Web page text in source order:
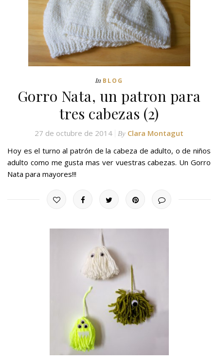
In BLOG
Gorro Nata, un patron para
tres cabezas (2)
27 de octubre de 2014 By Clara Montagut
Hoy es el turno al patrón de la cabeza de adulto, o de niños
adulto como me gusta mas ver vuestras cabezas. Un Gorro
Nata para mayores!!!